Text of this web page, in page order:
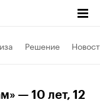
Решение
— 10 лет, 12